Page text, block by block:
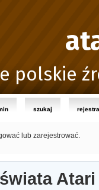
polskie
szukaj
lub zarejestrować.
Atari